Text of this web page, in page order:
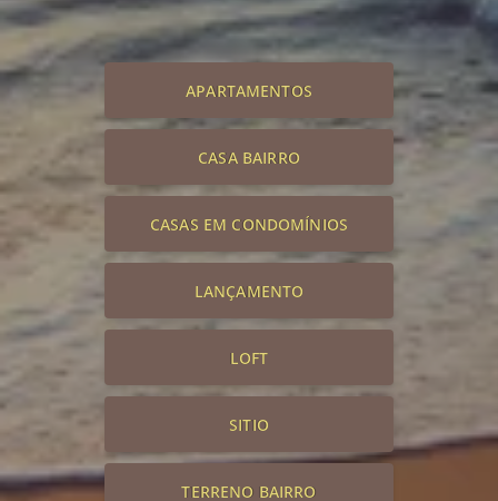
APARTAMENTOS
CASA BAIRRO
CASAS EM CONDOMÍNIOS
LANÇAMENTO
LOFT
SITIO
TERRENO BAIRRO